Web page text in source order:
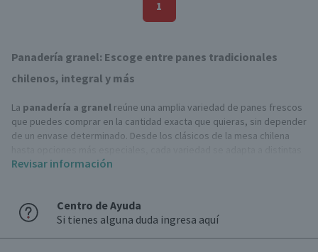
1
Panadería granel: Escoge entre panes tradicionales
chilenos, integral y más
La panadería a granel reúne una amplia variedad de panes frescos
que puedes comprar en la cantidad exacta que quieras, sin depender
de un envase determinado. Desde los clásicos de la mesa chilena
comidas del día y tipos de preparación.
Puedes elegir entre distintas variedades que se diferencian por su
forma, textura e ingredientes, adaptándose a diferentes gustos y
Revisar información
Centro de Ayuda
Si tienes alguna duda ingresa aquí